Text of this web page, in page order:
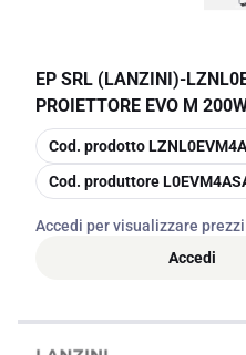
EP SRL (LANZINI)-
PROIETTORE EVO M
copia
Cod. prodotto
copia
Cod. produttore
Accedi per visualizzare
Accedi